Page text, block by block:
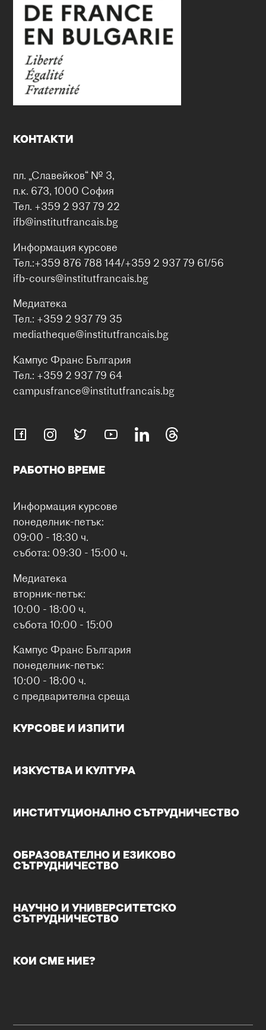
КОНТАКТИ
пл. „Славейков“ № 3,
п.к. 673, 1000 София
Тел. +359 2 937 79 22
ifb@institutfrancais.bg
Информация курсове
Тел.:+359 876 788 144/+359 2 937 79 61/56
ifb-cours@institutfrancais.bg
Медиатека
Тел.: +359 2 937 79 35
mediatheque@institutfrancais.bg
Кампус Франс България
Тел.: +359 2 937 79 64
campusfrance@institutfrancais.bg
РАБОТНО ВРЕМЕ
Информация курсове
понеделник-петък:
09:00 - 18:30 ч.
събота: 09:30 - 15:00 ч.
Медиатека
вторник-петък:
10:00 - 18:00 ч.
събота 10:00 - 15:00
Кампус Франс България
понеделник-петък:
10:00 - 18:00 ч.
с предварителна среща
КУРСОВЕ И ИЗПИТИ
ИЗКУСТВА И КУЛТУРА
ИНСТИТУЦИОНАЛНО СЪТРУДНИЧЕСТВО
ОБРАЗОВАТЕЛНО И ЕЗИКОВО
СЪТРУДНИЧЕСТВО
НАУЧНО И УНИВЕРСИТЕТСКО
СЪТРУДНИЧЕСТВО
КОИ СМЕ НИЕ?